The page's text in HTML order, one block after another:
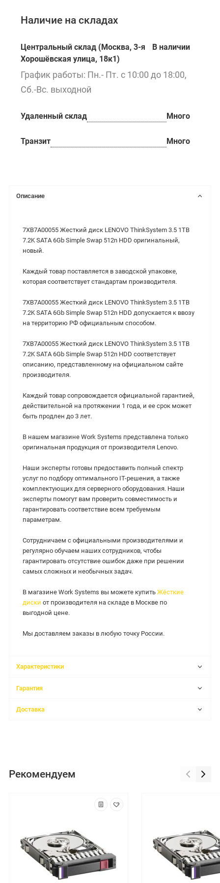
Наличие на складах
Центральный склад (Москва, 3-я
Хорошёвская улица, 18к1)
В наличии
График работы: Пн.- Пт. с 10:00 до 18:00,
Сб.-Вс. выходной
Удаленный склад Много
Транзит Много
Описание
7XB7A00055 Жесткий диск LENOVO ThinkSystem 3.5 1TB
7.2K SATA 6Gb Simple Swap 512n HDD оригинальный,
новый.
Каждый товар поставляется в заводской упаковке,
которая соответствует стандартам производителя.
7XB7A00055 Жесткий диск LENOVO ThinkSystem 3.5 1TB
7.2K SATA 6Gb Simple Swap 512n HDD допускается к ввозу
на территорию РФ официальным способом.
7XB7A00055 Жесткий диск LENOVO ThinkSystem 3.5 1TB
7.2K SATA 6Gb Simple Swap 512n HDD соответствует
описанию, представленному на официальном сайте
производителя.
Каждый товар сопровождается официальной гарантией,
действительной на протяжении 1 года, и ее срок может
быть продлен до 3 лет.
В нашем магазине Work Systems представлена только
оригинальная продукция от производителя Lenovo.
Наши эксперты готовы предоставить полный спектр
услуг по подбору оптимального IT-решения, а также
комплектующих для серверного оборудования. Наши
эксперты помогут вам проверить совместимость и
гарантировать соответствие всем требуемым
параметрам.
Сотрудничаем с официальными производителями и
регулярно обучаем наших сотрудников, чтобы
гарантировать отсутствие ошибок даже при решении
самых сложных и необычных задач.
В магазине Work Systems вы можете купить Жёсткие
диски от производителя на складе в Москве по
выгодной цене.
Мы доставляем заказы в любую точку России.
Характеристики
Гарантия
Доставка
Рекомендуем